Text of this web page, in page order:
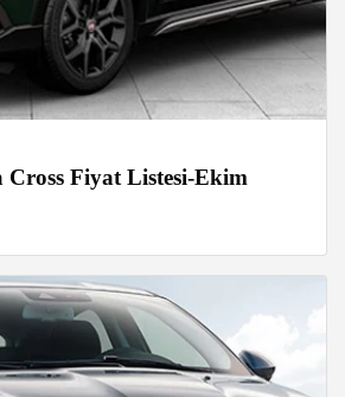
Cross Fiyat Listesi-Ekim